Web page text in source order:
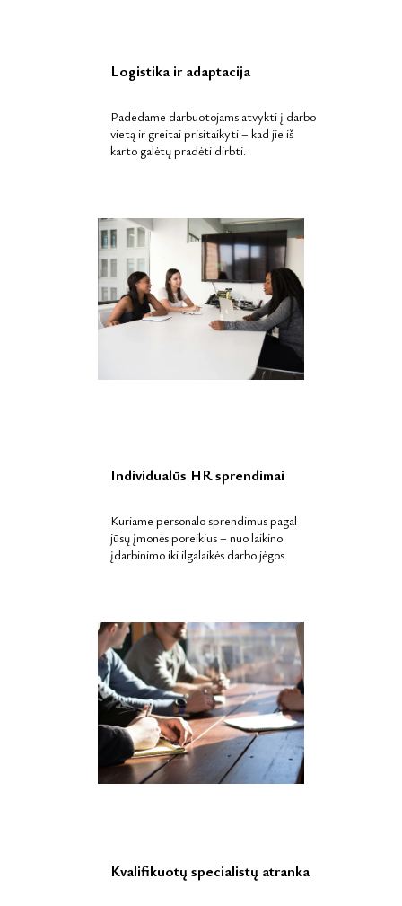
Logistika ir adaptacija
Padedame darbuotojams atvykti į darbo
vietą ir greitai prisitaikyti – kad jie iš
karto galėtų pradėti dirbti.
Individualūs HR sprendimai
Kuriame personalo sprendimus pagal
jūsų įmonės poreikius – nuo laikino
įdarbinimo iki ilgalaikės darbo jėgos.
Kvalifikuotų specialistų atranka